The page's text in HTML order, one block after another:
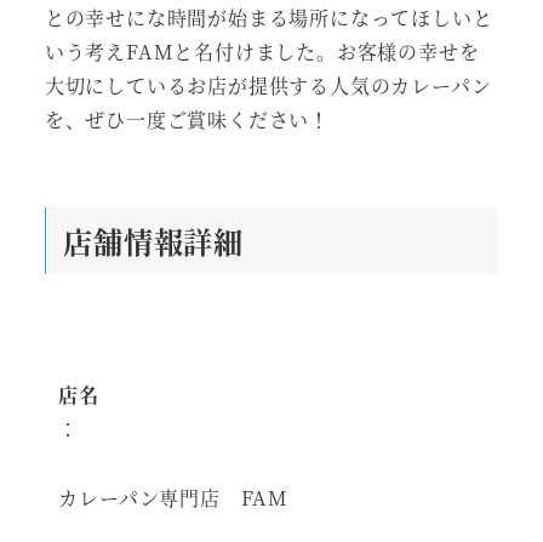
との幸せにな時間が始まる場所になってほしいと
いう考えFAMと名付けました。お客様の幸せを
大切にしているお店が提供する人気のカレーパン
を、ぜひ一度ご賞味ください！
店舗情報詳細
店名
：
カレーパン専門店 FAM